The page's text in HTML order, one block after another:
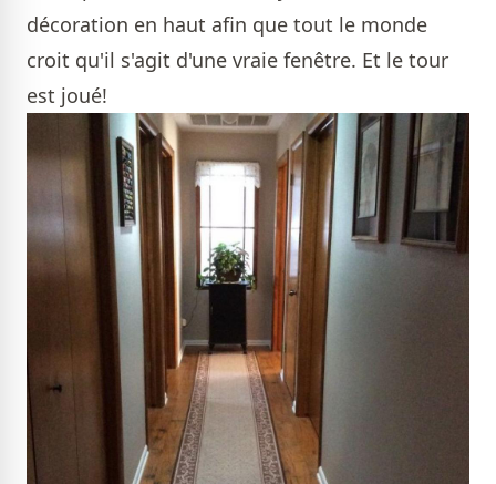
décoration en haut afin que tout le monde
croit qu'il s'agit d'une vraie fenêtre. Et le tour
est joué!